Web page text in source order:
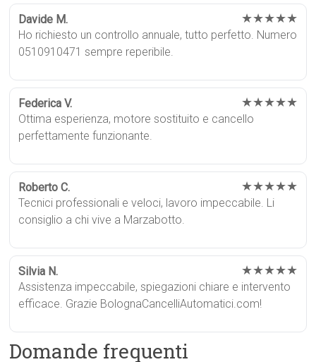
Davide M. ★★★★★
Ho richiesto un controllo annuale, tutto perfetto. Numero
0510910471 sempre reperibile.
Federica V. ★★★★★
Ottima esperienza, motore sostituito e cancello
perfettamente funzionante.
Roberto C. ★★★★★
Tecnici professionali e veloci, lavoro impeccabile. Li
consiglio a chi vive a Marzabotto.
Silvia N. ★★★★★
Assistenza impeccabile, spiegazioni chiare e intervento
efficace. Grazie BolognaCancelliAutomatici.com!
Domande frequenti